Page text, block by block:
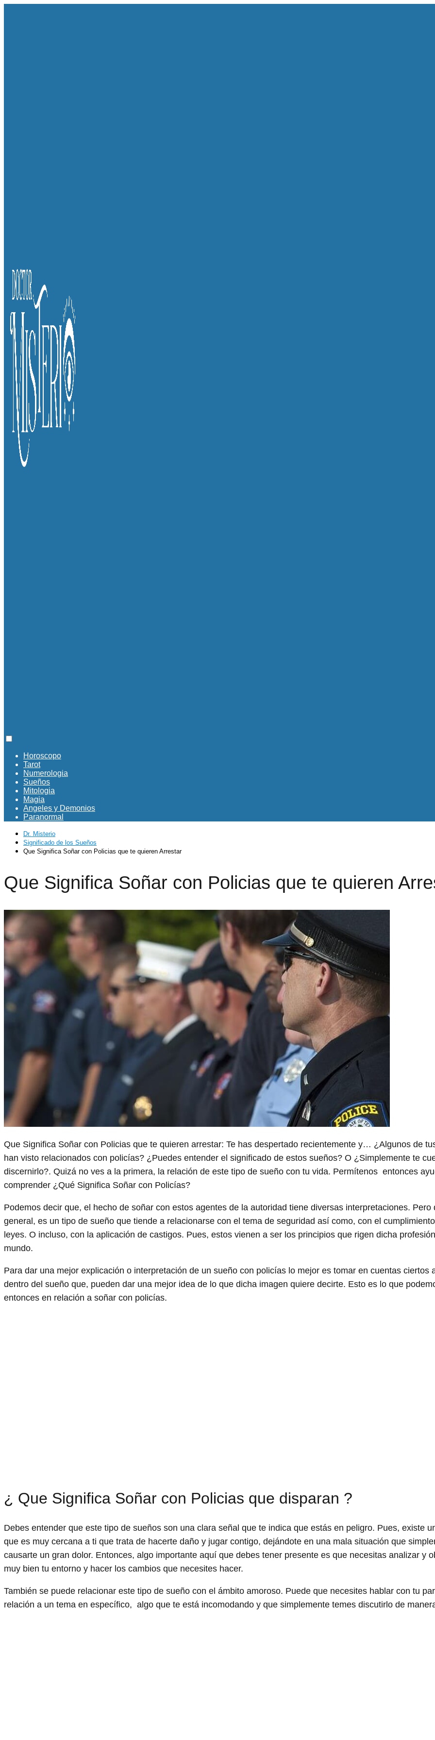
Horoscopo
Tarot
Numerologia
Sueños
Mitologia
Magia
Angeles y Demonios
Paranormal
Dr. Misterio
Significado de los Sueños
Que Significa Soñar con Policias que te quieren Arrestar
Que Significa Soñar con Policias que te quieren
Que Significa Soñar con Policias que te quieren arrestar: Te has despertado recientemente y… ¿Algunos de
han visto relacionados con policías? ¿Puedes entender el significado de estos sueños? O ¿Simplemente te
discernirlo?. Quizá no ves a la primera, la relación de este tipo de sueño con tu vida. Permítenos entonces
comprender ¿Qué Significa Soñar con Policías?
Podemos decir que, el hecho de soñar con estos agentes de la autoridad tiene diversas interpretaciones. Pero
general, es un tipo de sueño que tiende a relacionarse con el tema de seguridad así como, con el
leyes. O incluso, con la aplicación de castigos. Pues, estos vienen a ser los principios que rigen dicha
mundo.
Para dar una mejor explicación o interpretación de un sueño con policías lo mejor es tomar en cuentas ciertos
dentro del sueño que, pueden dar una mejor idea de lo que dicha imagen quiere decirte. Esto es lo que
entonces en relación a soñar con policías.
¿ Que Significa Soñar con Policias que disparan ?
Debes entender que este tipo de sueños son una clara señal que te indica que estás en peligro. Pues, existe
que es muy cercana a ti que trata de hacerte daño y jugar contigo, dejándote en una mala situación que
causarte un gran dolor. Entonces, algo importante aquí que debes tener presente es que necesitas analizar y
muy bien tu entorno y hacer los cambios que necesites hacer.
También se puede relacionar este tipo de sueño con el ámbito amoroso. Puede que necesites hablar con tu
relación a un tema en específico, algo que te está incomodando y que simplemente temes discutirlo de